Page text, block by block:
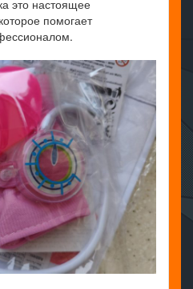
это настоящее
помогает